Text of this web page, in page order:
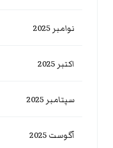
نوامبر 2025
اکتبر 2025
سپتامبر 2025
آگوست 2025